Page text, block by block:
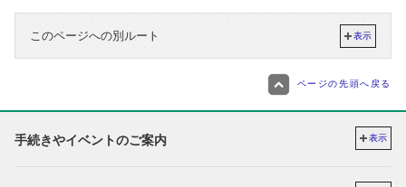
このページへの別ルート 表示
ページの先頭へ戻る
手続きやイベントのご案内 表示